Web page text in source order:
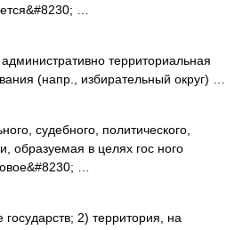
…
территориальная
(напр., избирательный округ) …
судебного, политического,
образуемая в целях гос ного
…
2) территория, на